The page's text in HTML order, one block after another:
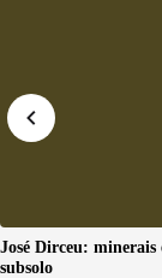
José Dirceu: minerais
subsolo